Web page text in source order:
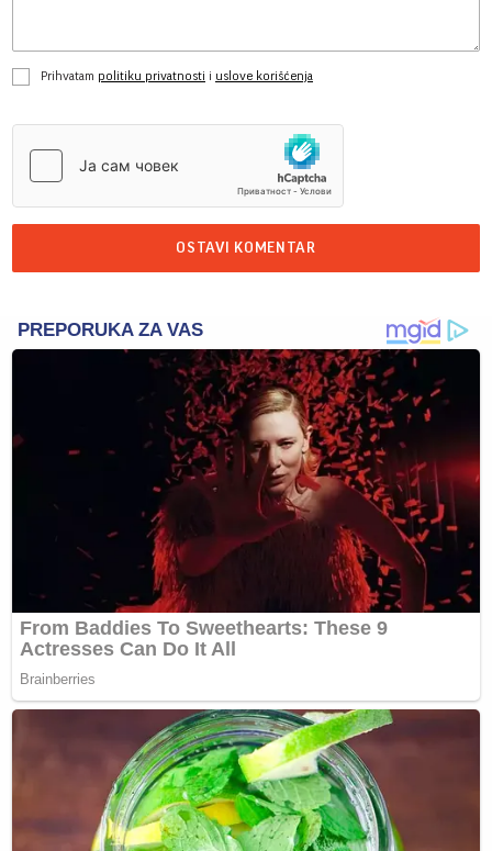
Prihvatam politiku privatnosti i uslove korišćenja
OSTAVI KOMENTAR